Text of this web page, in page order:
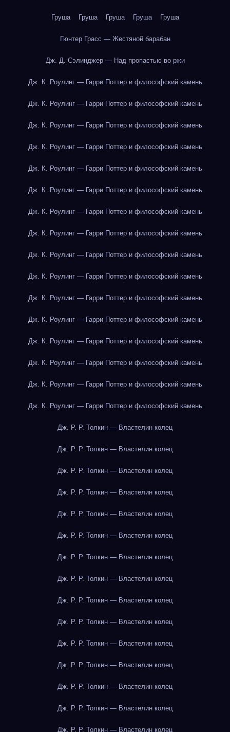
Груша Груша Груша Груша Груша
Гюнтер Грасс — Жестяной барабан
Дж. Д. Сэлинджер — Над пропастью во ржи
Дж. К. Роулинг — Гарри Поттер и философский камень
Дж. К. Роулинг — Гарри Поттер и философский камень
Дж. К. Роулинг — Гарри Поттер и философский камень
Дж. К. Роулинг — Гарри Поттер и философский камень
Дж. К. Роулинг — Гарри Поттер и философский камень
Дж. К. Роулинг — Гарри Поттер и философский камень
Дж. К. Роулинг — Гарри Поттер и философский камень
Дж. К. Роулинг — Гарри Поттер и философский камень
Дж. К. Роулинг — Гарри Поттер и философский камень
Дж. К. Роулинг — Гарри Поттер и философский камень
Дж. К. Роулинг — Гарри Поттер и философский камень
Дж. К. Роулинг — Гарри Поттер и философский камень
Дж. К. Роулинг — Гарри Поттер и философский камень
Дж. К. Роулинг — Гарри Поттер и философский камень
Дж. К. Роулинг — Гарри Поттер и философский камень
Дж. К. Роулинг — Гарри Поттер и философский камень
Дж. Р. Р. Толкин — Властелин колец
Дж. Р. Р. Толкин — Властелин колец
Дж. Р. Р. Толкин — Властелин колец
Дж. Р. Р. Толкин — Властелин колец
Дж. Р. Р. Толкин — Властелин колец
Дж. Р. Р. Толкин — Властелин колец
Дж. Р. Р. Толкин — Властелин колец
Дж. Р. Р. Толкин — Властелин колец
Дж. Р. Р. Толкин — Властелин колец
Дж. Р. Р. Толкин — Властелин колец
Дж. Р. Р. Толкин — Властелин колец
Дж. Р. Р. Толкин — Властелин колец
Дж. Р. Р. Толкин — Властелин колец
Дж. Р. Р. Толкин — Властелин колец
Дж. Р. Р. Толкин — Властелин колец